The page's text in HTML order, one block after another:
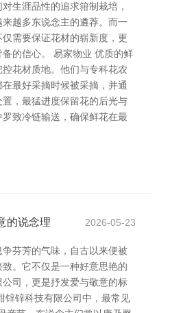
生涯品性的追求箝制栽培，
越多东说念主的遴荐。而一
需要保证花材的崭新度，更
的信心。 易家物业 优质的鲜
花材质地。他们与专科花农
最好采摘时候被采摘，并通
，最猛进度保留花的后光与
致冷链输送，确保鲜花在最
的说念理 2026-05-23
芬芳的气味，自古以来便被
。它不仅是一种好意思艳的
司，更是抒发爱与敬意的标
锌锌科技有限公司中，最常见